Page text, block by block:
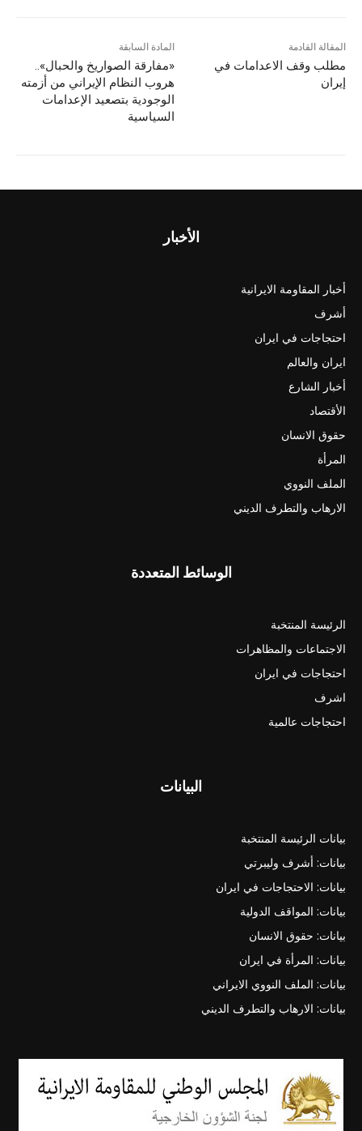
المادة السابقة
«مفارقة الصواريخ والحبال»..
هروب النظام الإيراني من أزمته
الوجودية بتصعيد الإعدامات
السياسية
المقالة القادمة
مطلب وقف الاعدامات في
إيران
الأخبار
أخبار المقاومة الايرانية
أشرف
احتجاجات في ايران
ايران والعالم
أخبار الشارع
الأقتصاد
حقوق الانسان
المرأة
الملف النووي
الارهاب والتطرف الديني
الوسائط المتعددة
الرئيسة المنتخبة
الاجتماعات والمظاهرات
احتجاجات في ايران
اشرف
احتجاجات عالمية
البيانات
بيانات الرئيسة المنتخبة
بيانات: أشرف وليبرتي
بيانات: الاحتجاجات في ايران
بيانات: المواقف الدولية
بيانات: حقوق الانسان
بيانات: المرأة في ايران
بيانات: الملف النووي الايراني
بيانات: الارهاب والتطرف الديني